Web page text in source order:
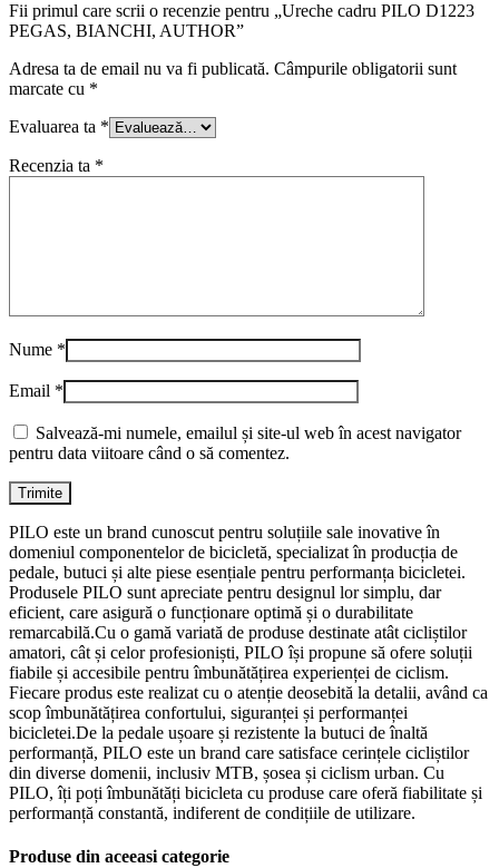
Fii primul care scrii o recenzie pentru „Ureche cadru PILO D1223
PEGAS, BIANCHI, AUTHOR”
Adresa ta de email nu va fi publicată. Câmpurile obligatorii sunt
marcate cu *
Evaluarea ta *
Recenzia ta *
Nume *
Email *
Salvează-mi numele, emailul și site-ul web în acest navigator
pentru data viitoare când o să comentez.
PILO este un brand cunoscut pentru soluțiile sale inovative în
domeniul componentelor de bicicletă, specializat în producția de
pedale, butuci și alte piese esențiale pentru performanța bicicletei.
Produsele PILO sunt apreciate pentru designul lor simplu, dar
eficient, care asigură o funcționare optimă și o durabilitate
remarcabilă.Cu o gamă variată de produse destinate atât cicliștilor
amatori, cât și celor profesioniști, PILO își propune să ofere soluții
fiabile și accesibile pentru îmbunătățirea experienței de ciclism.
Fiecare produs este realizat cu o atenție deosebită la detalii, având ca
scop îmbunătățirea confortului, siguranței și performanței
bicicletei.De la pedale ușoare și rezistente la butuci de înaltă
performanță, PILO este un brand care satisface cerințele cicliștilor
din diverse domenii, inclusiv MTB, șosea și ciclism urban. Cu
PILO, îți poți îmbunătăți bicicleta cu produse care oferă fiabilitate și
performanță constantă, indiferent de condițiile de utilizare.
Produse din aceeasi categorie